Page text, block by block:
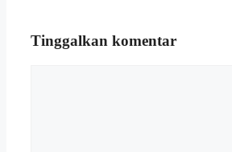
Tinggalkan komentar